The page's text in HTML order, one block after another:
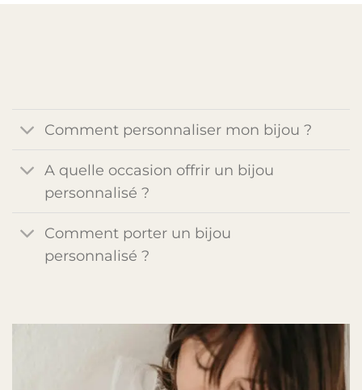
Comment personnaliser mon bijou ?
A quelle occasion offrir un bijou
personnalisé ?
Comment porter un bijou
personnalisé ?